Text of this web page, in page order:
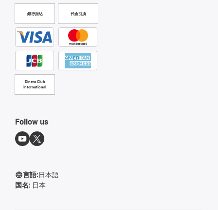
銀行振込 代金引換
Diners Club
International
Follow us
言語:日本語
国名: 日本